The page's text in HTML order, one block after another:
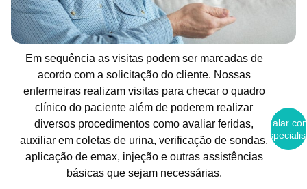
Falar
Em sequência as visitas podem ser marcadas de
acordo com a solicitação do cliente. Nossas
enfermeiras realizam visitas para checar o quadro
clínico do paciente além de poderem realizar
diversos procedimentos como avaliar feridas,
auxiliar em coletas de urina, verificação de sondas,
aplicação de emax, injeção e outras assistências
básicas que sejam necessárias.